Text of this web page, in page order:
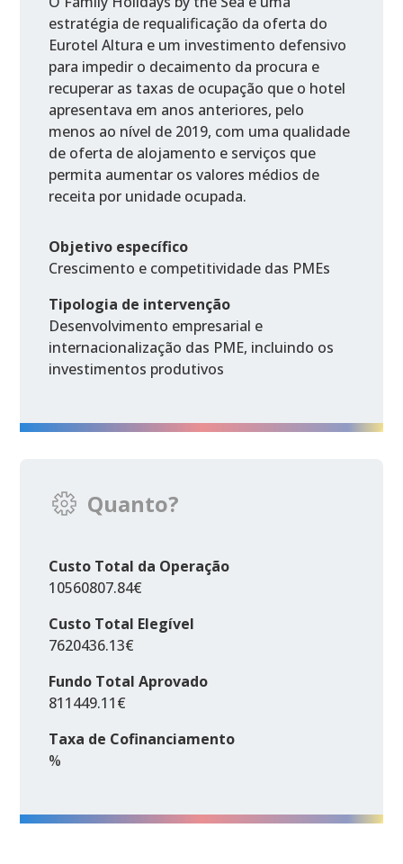
estratégia de requalificação da oferta do
Eurotel Altura e um investimento defensivo
para impedir o decaimento da procura e
recuperar as taxas de ocupação que o hotel
apresentava em anos anteriores, pelo
menos ao nível de 2019, com uma qualidade
de oferta de alojamento e serviços que
permita aumentar os valores médios de
receita por unidade ocupada.
Objetivo específico
Crescimento e competitividade das PMEs
Tipologia de intervenção
Desenvolvimento empresarial e
internacionalização das PME, incluindo os
investimentos produtivos
Quanto?
Custo Total da Operação
10560807.84€
Custo Total Elegível
7620436.13€
Fundo Total Aprovado
811449.11€
Taxa de Cofinanciamento
%